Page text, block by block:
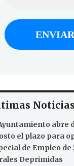
Noticias
abre
el plazo para
de Empleo de
Deprimidas